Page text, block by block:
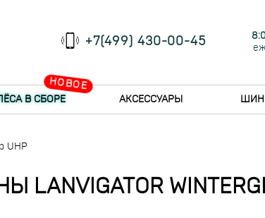
+7(499) 430-00-45
НОВОЕ
В СБОРЕ АКСЕССУАРЫ
UHP
LANVIGATOR